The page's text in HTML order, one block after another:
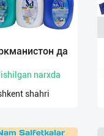
да
narxda
shahri